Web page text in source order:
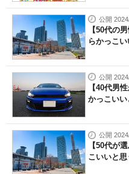
公開
【50代の
らかっこ
公開
【40代男
かっこい
公開
【50代が
こいいと